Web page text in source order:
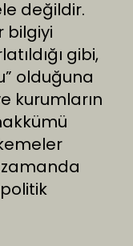
değildir.
bilgiyi
gibi,
olduğuna
kurumların
zamanda
politik